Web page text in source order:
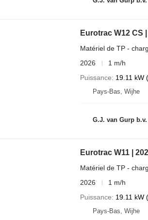
Eurotrac W12 CS
Matériel de TP -
2026
1 m/h
Puissance
19.11 kW
Pays-Bas, Wijhe
G.J. van Gurp b.v.
Eurotrac W11 |
Matériel de TP -
2026
1 m/h
Puissance
19.11 kW
Pays-Bas, Wijhe